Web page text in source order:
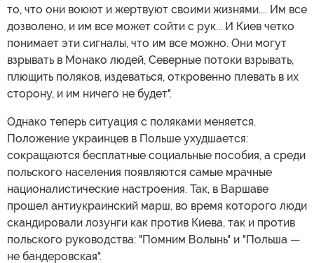
то, что они воюют и жертвуют своими жизнями.... Им все
дозволено, и им все может сойти с рук... И Киев четко
понимает эти сигналы, что им все можно. Они могут
взрывать в Монако людей, Северные потоки взрывать,
плющить поляков, издеваться, откровенно плевать в их
сторону, и им ничего не будет".
Однако теперь ситуация с поляками меняется.
Положение украинцев в Польше ухудшается:
сокращаются бесплатные социальные пособия, а среди
польского населения появляются самые мрачные
националистические настроения. Так, в Варшаве
прошел антиукраинский марш, во время которого люди
скандировали лозунги как против Киева, так и против
польского руководства: "Помним Волынь" и "Польша —
не бандеровская".